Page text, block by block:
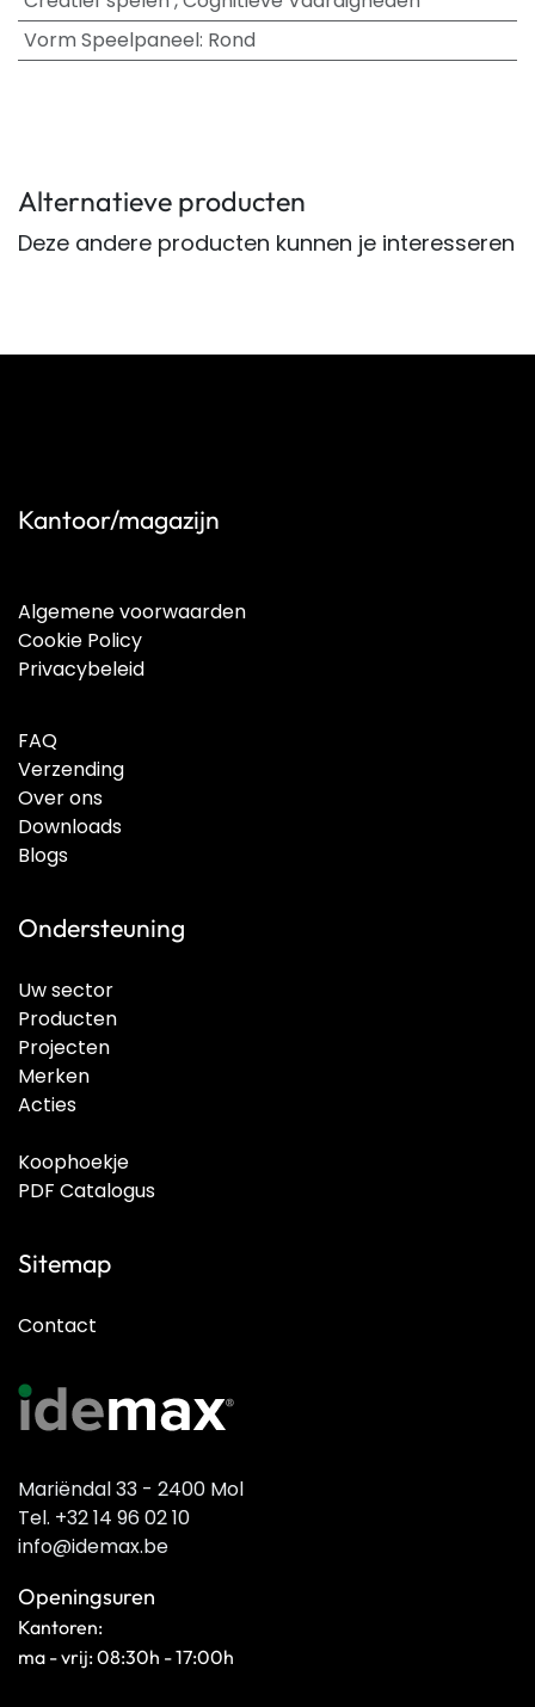
Vorm Speelpaneel: Rond
Alternatieve producten
Deze andere producten kunnen je interesseren
Kantoor/magazijn
Algemene voorwaarden
Cookie Policy
Privacybeleid
FAQ
Verzending
Over ons
Downloads
Blogs
Ondersteuning
Uw sector
Producten
Projecten
Merken
Acties
Koophoekje
PDF Catalogus
Sitemap
Contact
Mariëndal 33 - 2400 Mol
Tel. +32 14 96 02 10
info@idemax.be
Openingsuren
Kantoren:
ma - vrij: 08:30h - 17:00h